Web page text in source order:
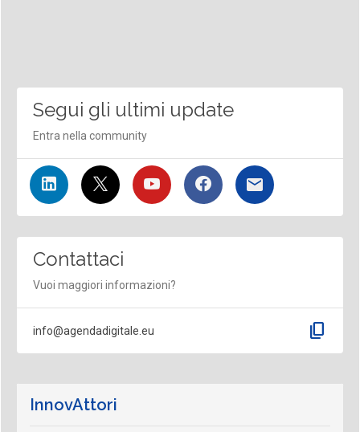
Segui gli ultimi update
Entra nella community
Contattaci
Vuoi maggiori informazioni?
info@agendadigitale.eu content_copy
InnovAttori